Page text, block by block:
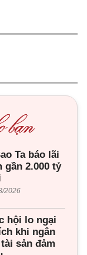
Ta báo lãi
gần 2.000 tỷ
2026
hội lo ngại
khi ngân
sản đảm